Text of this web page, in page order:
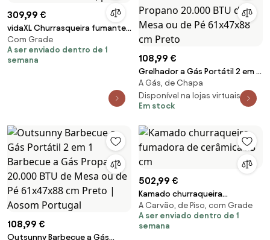
309,99 €
vidaXL Churrasqueira fumante
Nevada XL, preto
Com Grade
A ser enviado dentro de 1
semana
108,99 €
Grelhador a Gás Portátil 2 em 1
Barbecue a Gás Propano
20.000 BTU de Mesa ou de Pé
61x47x88 cm Preto
A Gás, de Chapa
Disponível na lojas virtuais 2
Em stock
108,99 €
Outsunny Barbecue a Gás
502,99 €
Kamado churraqueira
fumadora de cerâmica 33 cm
A Carvão, de Piso, com Grade
A ser enviado dentro de 1
semana